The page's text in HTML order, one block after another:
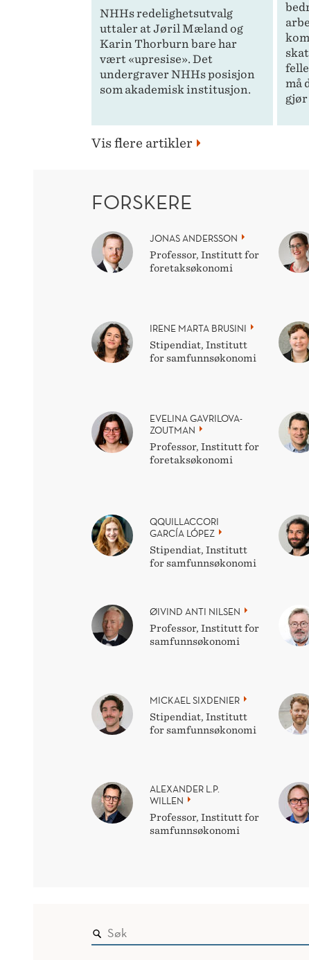
NHHs redelighetsutvalg
uttaler at Jøril Mæland og
Karin Thorburn bare har
vært «upresise». Det
undergraver NHHs posisjon
som akademisk institusjon.
må
gjør
Vis flere artikler
FORSKERE
JONAS ANDERSSON
Professor, Institutt for
foretaksøkonomi
IRENE MARTA BRUSINI
Stipendiat, Institutt
for samfunnsøkonomi
EVELINA GAVRILOVA-
ZOUTMAN
Professor, Institutt for
foretaksøkonomi
QQUILLACCORI
GARCÍA LÓPEZ
Stipendiat, Institutt
for samfunnsøkonomi
ØIVIND ANTI NILSEN
Professor, Institutt for
samfunnsøkonomi
MICKAEL SIXDENIER
Stipendiat, Institutt
for samfunnsøkonomi
ALEXANDER L.P.
WILLEN
Professor, Institutt for
samfunnsøkonomi